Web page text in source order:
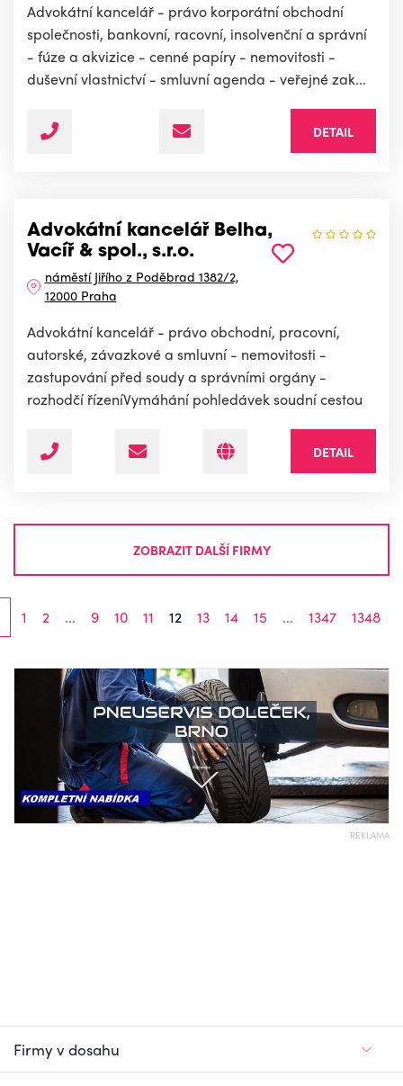
Advokátní kancelář - právo korporátní obchodní
společnosti, bankovní, racovní, insolvenční a správní
- fúze a akvizice - cenné papíry - nemovitosti -
duševní vlastnictví - smluvní agenda - veřejné zak...
DETAIL
Advokátní kancelář Belha,
Vacíř & spol., s.r.o.
náměstí Jiřího z Poděbrad 1382/2,
12000 Praha
Advokátní kancelář - právo obchodní, pracovní,
autorské, závazkové a smluvní - nemovitosti -
zastupování před soudy a správními orgány -
rozhodčí řízeníVymáhání pohledávek soudní cestou
DETAIL
ZOBRAZIT DALŠÍ FIRMY
1 2 ... 9 10 11 12 13 14 15 ... 1347 1348
REKLAMA
Firmy v dosahu